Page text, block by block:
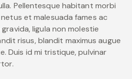
Pellentesque habitant morbi
et malesuada fames ac
ligula non molestie
risus, blandit maximus augue
Duis id mi tristique, pulvinar